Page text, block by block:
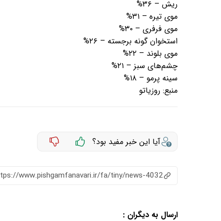
ریش – ۳۶%
موی تیره – ۳۱%
موی فرفری – ۳۰%
استخوان‌ گونه برجسته – ۲۶%
موی بلوند – ۲۲%
چشم‌های سبز – ۲۱%
سینه پرمو – ۱۸%
منبع: روزیاتو
آیا این خبر مفید بود؟
www.pishgamfanavari.ir/fa/tiny/news-4032
ارسال به دیگران :